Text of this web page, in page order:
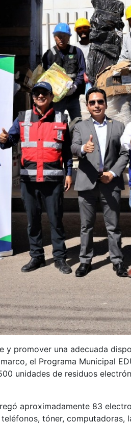
y promover una adecuada
el Programa Municipal
unidades de residuos
aproximadamente 83
tóner,